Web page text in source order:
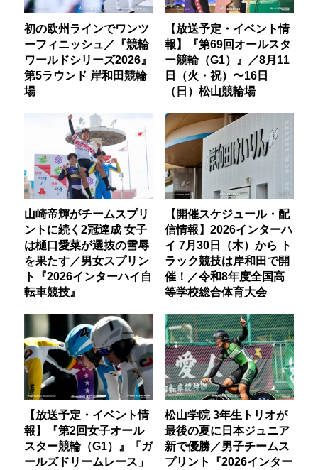
初の欧州ラインでワンツ
ーフィニッシュ／『競輪
ワールドシリーズ2026』
第5ラウンド 岸和田競輪
場
【放送予定・イベント情
報】『第69回オールスタ
ー競輪（G1）』／8月11
日（火・祝）〜16日
（日）松山競輪場
山崎帝輝がチームスプリ
ントに続く2冠達成 女子
は樋口愛菜が選抜の雪辱
を果たす／男女スプリン
ト『2026インターハイ自
転車競技』
【開催スケジュール・配
信情報】2026インターハ
イ 7月30日（木）から ト
ラック競技は岸和田で開
催！／令和8年度全国高
等学校総合体育大会
【放送予定・イベント情
報】『第2回女子オール
スター競輪（G1）』「ガ
ールズドリームレース」
松山学院 3年生トリオが
最後の夏に日本ジュニア
新で優勝／男子チームス
プリント『2026インター